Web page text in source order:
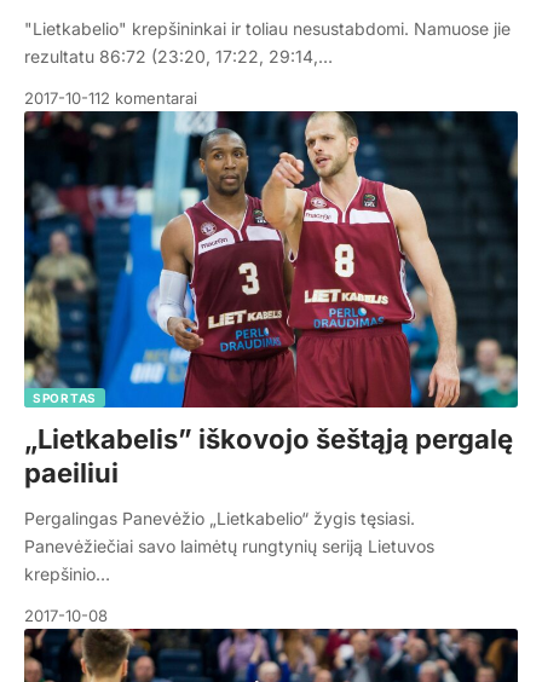
"Lietkabelio" krepšininkai ir toliau nesustabdomi. Namuose jie
rezultatu 86:72 (23:20, 17:22, 29:14,…
2017-10-112 komentarai
SPORTAS
„Lietkabelis” iškovojo šeštąją pergalę
paeiliui
Pergalingas Panevėžio „Lietkabelio“ žygis tęsiasi.
Panevėžiečiai savo laimėtų rungtynių seriją Lietuvos
krepšinio…
2017-10-08